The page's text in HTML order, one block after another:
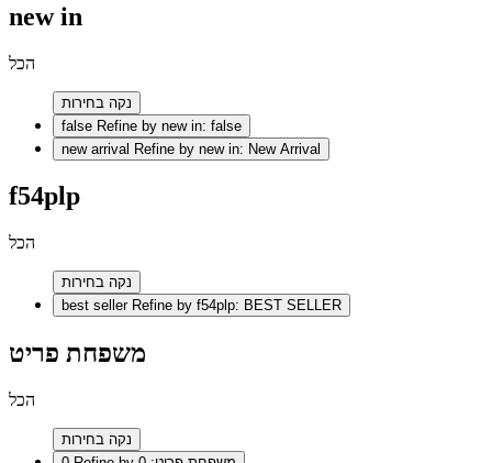
new in
הכל
נקה בחירות
false Refine by new in: false
new arrival Refine by new in: New Arrival
f54plp
הכל
נקה בחירות
best seller Refine by f54plp: BEST SELLER
משפחת פריט
הכל
נקה בחירות